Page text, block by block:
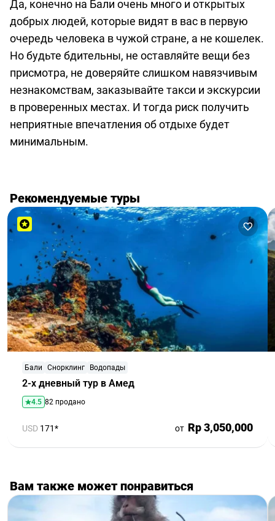
Да, конечно на Бали очень много и открытых
добрых людей, которые видят в вас в первую
очередь человека в чужой стране, а не кошелек.
Но будьте бдительны, не оставляйте вещи без
присмотра, не доверяйте слишком навязчивым
незнакомствам, заказывайте такси и экскурсии
в проверенных местах. И тогда риск получить
неприятные впечатления об отдыхе будет
минимальным.
Рекомендуемые туры
2-х дневный тур в Амед
Бали Снорклинг Водопады
4.5 82 продано
USD 171* от Rp 3,050,000
Вам также может понравиться